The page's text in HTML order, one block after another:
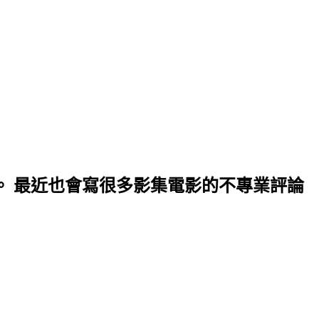
最近也會寫很多影集電影的不專業評論